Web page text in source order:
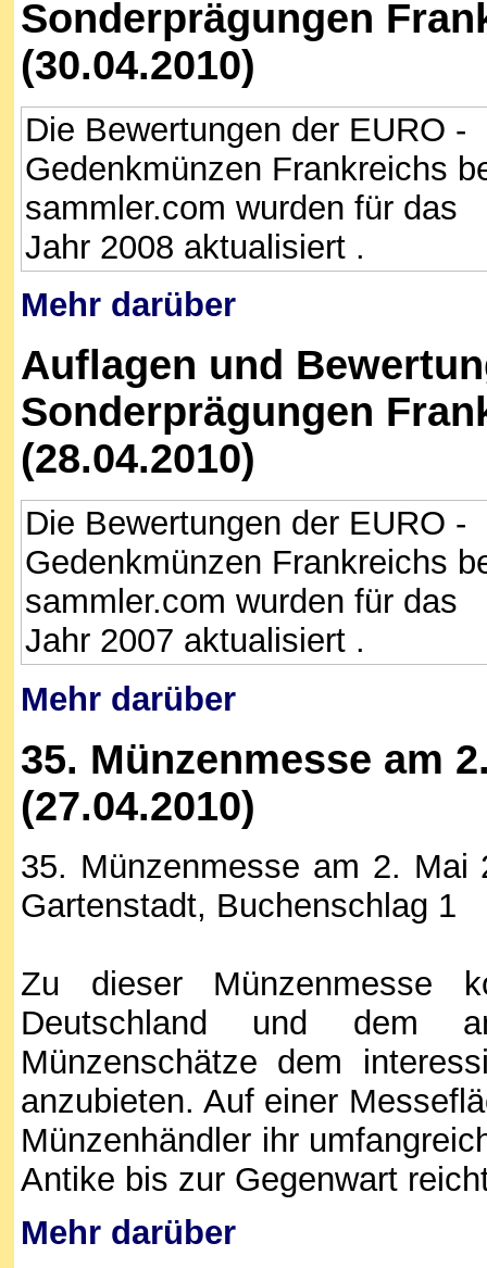
Sonderprägungen
(30.04.2010)
Die Bewertungen der EURO -
Gedenkmünzen Frankreichs
sammler.com wurden für das
Jahr 2008 aktualisiert .
Mehr darüber
Auflagen und
Sonderprägungen
(28.04.2010)
Die Bewertungen der EURO -
Gedenkmünzen Frankreichs
sammler.com wurden für das
Jahr 2007 aktualisiert .
Mehr darüber
35. Münzenmesse am
(27.04.2010)
35. Münzenmesse am 2. Mai
Gartenstadt, Buchenschlag 1
Zu dieser Münzenmesse
Deutschland und dem
Münzenschätze dem
anzubieten. Auf einer
Münzenhändler ihr
Antike bis zur Gegenwart
Mehr darüber